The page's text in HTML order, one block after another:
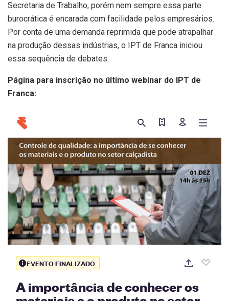
Secretaria de Trabalho, porém nem sempre essa parte
burocrática é encarada com facilidade pelos empresários.
Por conta de uma demanda reprimida que pode atrapalhar
na produção dessas indústrias, o IPT de Franca iniciou
essa sequência de debates.
Página para inscrição no último webinar do IPT de
Franca: